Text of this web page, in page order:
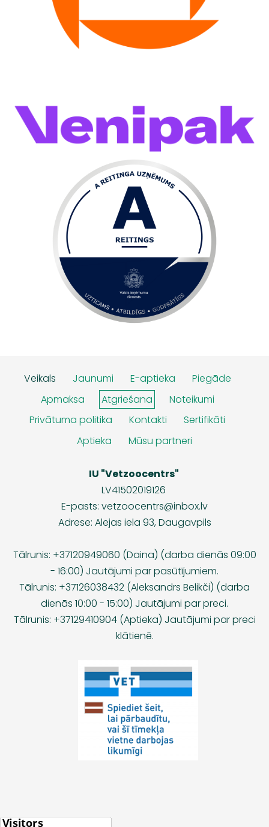
Veikals Jaunumi E-aptieka
Piegāde
Apmaksa
Atgriešana
Noteikumi
Privātuma politika
Kontakti
Sertifikāti
Aptieka
Mūsu partneri
IU "Vetzoocentrs"
LV41502019126
E-pasts: vetzoocentrs@inbox.lv
Adrese: Alejas iela 93, Daugavpils
Tālrunis: +37120949060 (Daina) (darba dienās 09:00
- 16:00) Jautājumi par pasūtījumiem.
Tālrunis: +37126038432 (Aleksandrs Belikči) (darba
dienās 10:00 - 15:00) Jautājumi par preci.
Tālrunis: +37129410904 (Aptieka) Jautājumi par preci
klātienē.